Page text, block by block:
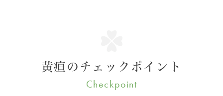
黄疸のチェックポイント
Checkpoint